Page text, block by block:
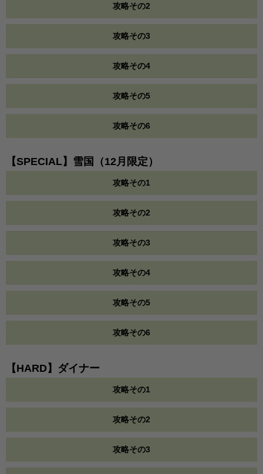
攻略その2
攻略その3
攻略その4
攻略その5
攻略その6
【SPECIAL】雪国（12月限定）
攻略その1
攻略その2
攻略その3
攻略その4
攻略その5
攻略その6
【HARD】ダイナー
攻略その1
攻略その2
攻略その3